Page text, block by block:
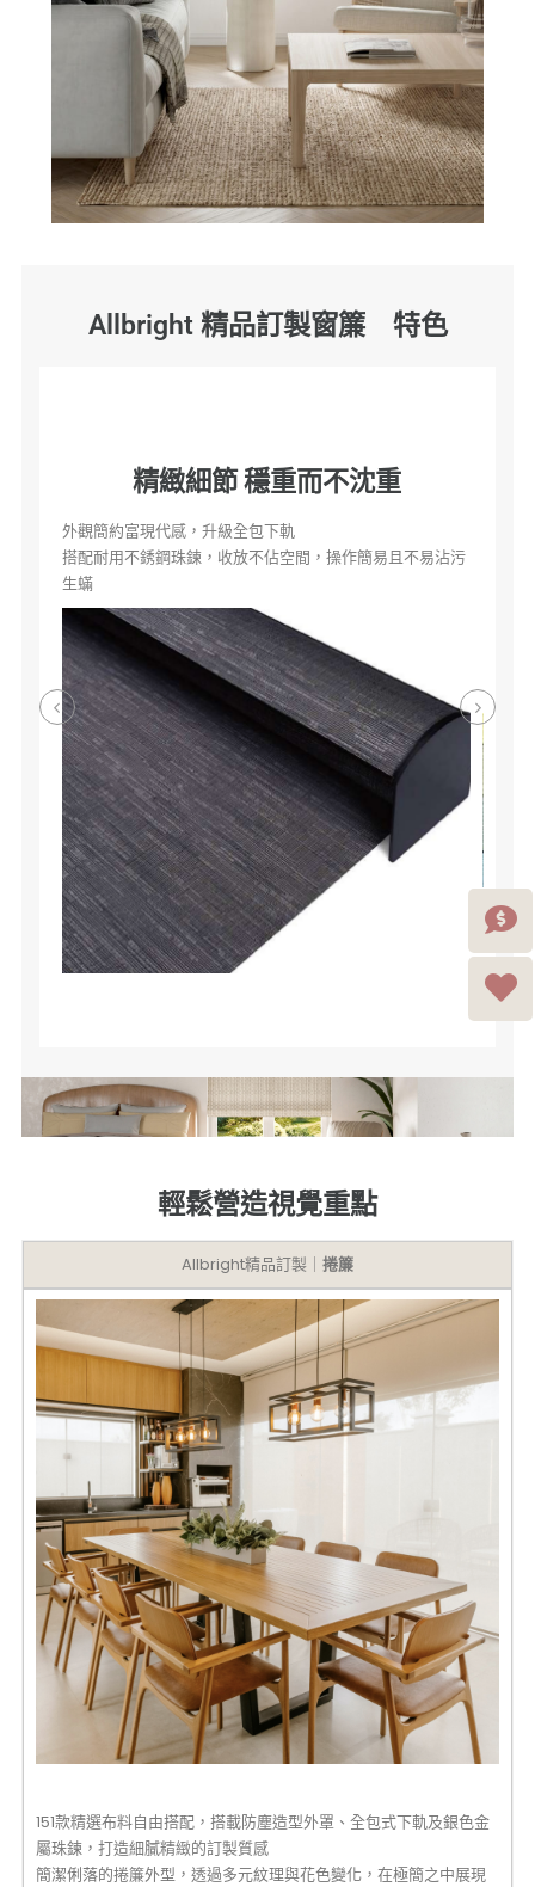
Allbright 精品訂製窗簾 特色
且不易沾污
質感布料 感受低調的細節
活潑色彩或獨特紋路，保持採光或遮陽隔，風格簡約百搭
輕鬆營造視覺重點
Allbright精品訂製｜ 捲簾
151款精選布料自由搭配，搭載防塵造型外罩、全包式下軌及銀色金
屬珠鍊，打造細膩精緻的訂製質感
簡潔俐落的捲簾外型，透過多元紋理與花色變化，在極簡之中展現